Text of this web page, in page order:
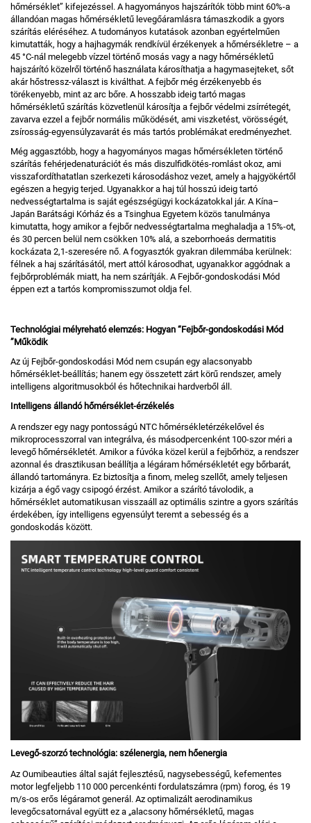
hőmérséklet” kifejezéssel. A hagyományos hajszárítók több mint 60%-a
állandóan magas hőmérsékletű levegőáramlásra támaszkodik a gyors
szárítás eléréséhez. A tudományos kutatások azonban egyértelműen
kimutatták, hogy a hajhagymák rendkívül érzékenyek a hőmérsékletre – a
45 °C-nál melegebb vízzel történő mosás vagy a nagy hőmérsékletű
hajszárító közelről történő használata károsíthatja a hagymasejteket, sőt
akár hőstressz-választ is kiválthat. A fejbőr még érzékenyebb és
törékenyebb, mint az arc bőre. A hosszabb ideig tartó magas
hőmérsékletű szárítás közvetlenül károsítja a fejbőr védelmi zsírrétegét,
zavarva ezzel a fejbőr normális működését, ami viszketést, vörösségét,
zsírosság-egyensúlyzavarát és más tartós problémákat eredményezhet.
Még aggasztóbb, hogy a hagyományos magas hőmérsékleten történő
szárítás fehérjedenaturációt és más diszulfidkötés-romlást okoz, ami
visszafordíthatatlan szerkezeti károsodáshoz vezet, amely a hajgyökértől
egészen a hegyig terjed. Ugyanakkor a haj túl hosszú ideig tartó
nedvességtartalma is saját egészségügyi kockázatokkal jár. A Kína–
Japán Barátsági Kórház és a Tsinghua Egyetem közös tanulmánya
kimutatta, hogy amikor a fejbőr nedvességtartalma meghaladja a 15%-ot,
és 30 percen belül nem csökken 10% alá, a szeborrhoeás dermatitis
kockázata 2,1-szeresére nő. A fogyasztók gyakran dilemmába kerülnek:
félnek a haj szárításától, mert attól károsodhat, ugyanakkor aggódnak a
fejbőrproblémák miatt, ha nem szárítják. A Fejbőr-gondoskodási Mód
éppen ezt a tartós kompromisszumot oldja fel.
Technológiai mélyreható elemzés: Hogyan “Fejbőr-gondoskodási Mód
”Működik
Az új Fejbőr-gondoskodási Mód nem csupán egy alacsonyabb
hőmérséklet-beállítás; hanem egy összetett zárt körű rendszer, amely
intelligens algoritmusokból és hőtechnikai hardverből áll.
Intelligens állandó hőmérséklet-érzékelés
A rendszer egy nagy pontosságú NTC hőmérsékletérzékelővel és
mikroprocesszorral van integrálva, és másodpercenként 100-szor méri a
levegő hőmérsékletét. Amikor a fúvóka közel kerül a fejbőrhöz, a rendszer
azonnal és drasztikusan beállítja a légáram hőmérsékletét egy bőrbarát,
állandó tartományra. Ez biztosítja a finom, meleg szellőt, amely teljesen
kizárja a égő vagy csipogó érzést. Amikor a szárító távolodik, a
hőmérséklet automatikusan visszaáll az optimális szintre a gyors szárítás
érdekében, így intelligens egyensúlyt teremt a sebesség és a
gondoskodás között.
Levegő-szorzó technológia: szélenergia, nem hőenergia
Az Oumibeauties által saját fejlesztésű, nagysebességű, kefementes
motor legfeljebb 110 000 percenkénti fordulatszámra (rpm) forog, és 19
m/s-os erős légáramot generál. Az optimalizált aerodinamikus
levegőcsatornával együtt ez a „alacsony hőmérsékletű, magas